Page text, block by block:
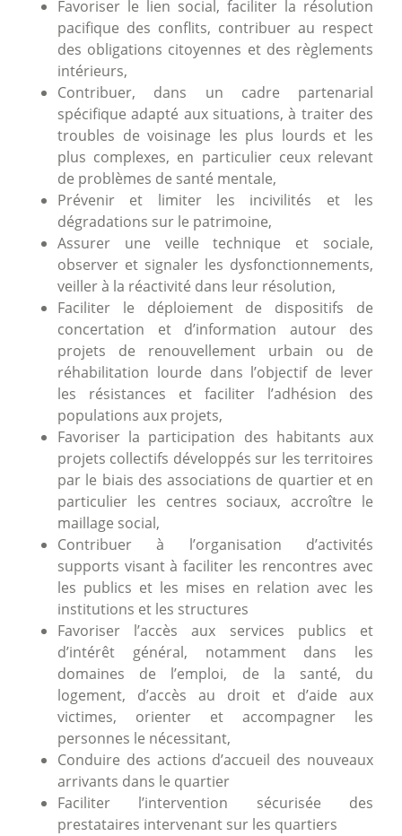
Favoriser le lien social, faciliter la résolution
pacifique des conflits, contribuer au respect
des obligations citoyennes et des règlements
intérieurs,
Contribuer, dans un cadre partenarial
spécifique adapté aux situations, à traiter des
troubles de voisinage les plus lourds et les
plus complexes, en particulier ceux relevant
de problèmes de santé mentale,
Prévenir et limiter les incivilités et les
dégradations sur le patrimoine,
Assurer une veille technique et sociale,
observer et signaler les dysfonctionnements,
veiller à la réactivité dans leur résolution,
Faciliter le déploiement de dispositifs de
concertation et d’information autour des
projets de renouvellement urbain ou de
réhabilitation lourde dans l’objectif de lever
les résistances et faciliter l’adhésion des
populations aux projets,
Favoriser la participation des habitants aux
projets collectifs développés sur les territoires
par le biais des associations de quartier et en
particulier les centres sociaux, accroître le
maillage social,
Contribuer à l’organisation d’activités
supports visant à faciliter les rencontres avec
les publics et les mises en relation avec les
institutions et les structures
Favoriser l’accès aux services publics et
d’intérêt général, notamment dans les
domaines de l’emploi, de la santé, du
logement, d’accès au droit et d’aide aux
victimes, orienter et accompagner les
personnes le nécessitant,
Conduire des actions d’accueil des nouveaux
arrivants dans le quartier
Faciliter l’intervention sécurisée des
prestataires intervenant sur les quartiers